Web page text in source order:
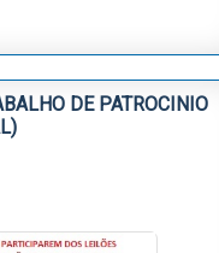
DE PATROCINIO